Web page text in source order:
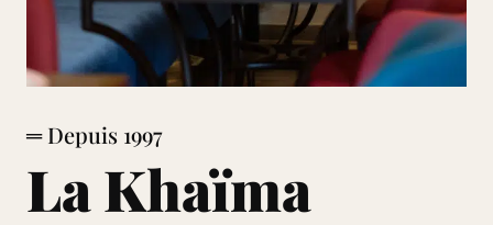
═ Depuis 1997
La Khaïma